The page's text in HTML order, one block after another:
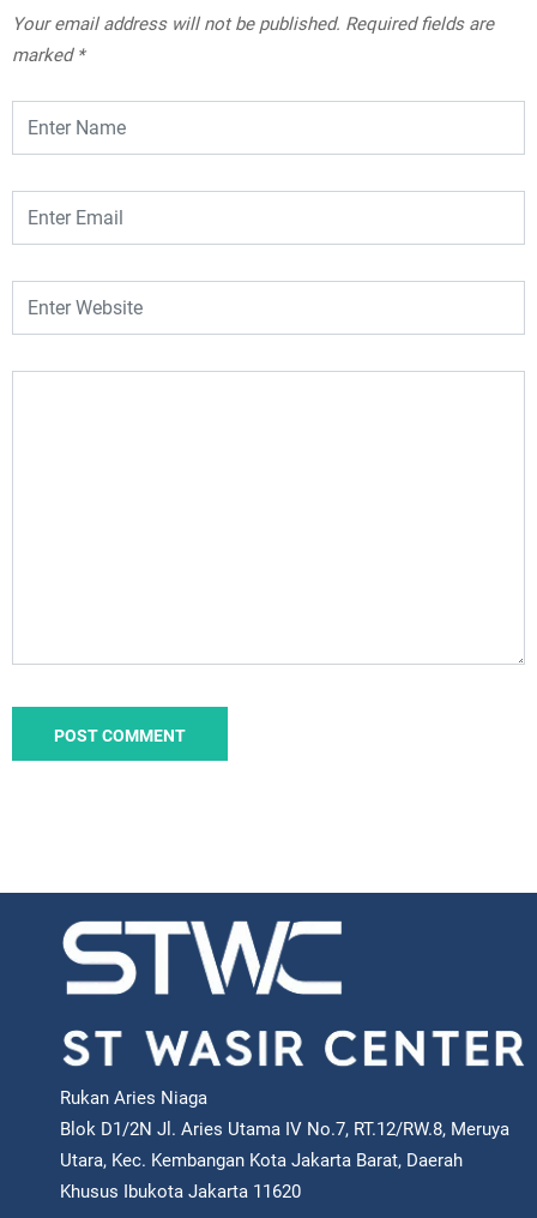
Your email address will not be published. Required fields are
marked *
Rukan Aries Niaga
Blok D1/2N Jl. Aries Utama IV No.7, RT.12/RW.8, Meruya
Utara, Kec. Kembangan Kota Jakarta Barat, Daerah
Khusus Ibukota Jakarta 11620